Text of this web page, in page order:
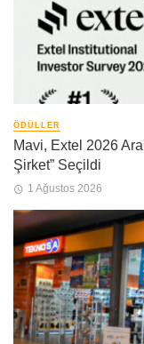
ÖDÜLLER
Mavi, Extel 2026
Şirket” Seçildi
1 Ağustos 2026